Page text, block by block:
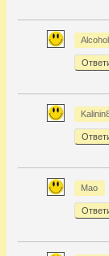
Alcohol
Mao